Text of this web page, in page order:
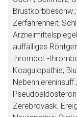
Zerfahrenheit;
auffälliges
thrombot.-
Koagulopathie;
Zerebrovask.